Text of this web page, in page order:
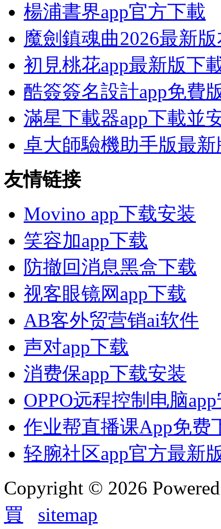
楊浦書界app官方下載
魔劍鎮魂曲2026最新
初見桃花app最新版下
酷簽簽名設計app免費
滿星下載器app下載並
卓大師驗機助手版最
友情链接
Movino app下载安装
笑容加app下载
防撤回消息黑盒下载
视客眼镜网app下载
AB客外贸营销ai软件
声对app下载
消费保app下载安装
OPPO远程控制电脑
作业帮直播课App免费
轻腕社区app官方最新
Copyright © 2026
買
sitemap